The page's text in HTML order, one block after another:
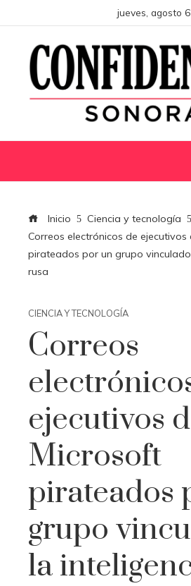
jueves, agosto 6
Inicio
Ciencia y tecnología
Correos electrónicos de
pirateados por un grupo
rusa
CIENCIA Y TECNOLOGÍA
Correos
ejecutivos
Microsoft
pirateados
grupo
la